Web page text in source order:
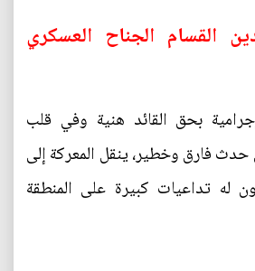
القسام الجناح العسكري
بحق القائد هنية وفي قلب
حدث فارق وخطير، ينقل المعركة إلى
له تداعيات كبيرة على المنطقة